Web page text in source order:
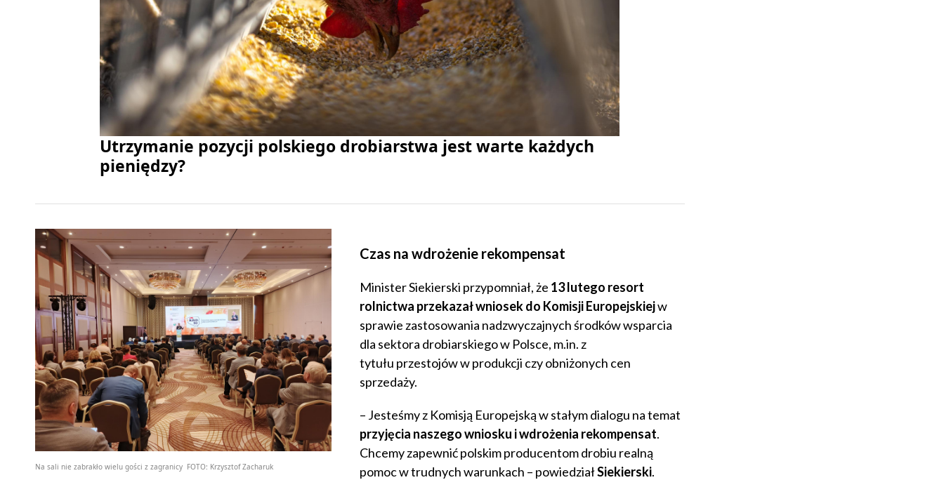
Utrzymanie pozycji polskiego drobiarstwa jest warte każdych
pieniędzy?
Na sali nie zabrakło wielu gości z zagranicy FOTO: Krzysztof Zacharuk
Czas na wdrożenie rekompensat
Minister Siekierski przypomniał, że 13 lutego resort
rolnictwa przekazał wniosek do Komisji Europejskiejw
sprawie zastosowania nadzwyczajnych środków wsparcia
dla sektora drobiarskiego w Polsce, m.in. z
tytułu przestojów w produkcji czy obniżonych cen
sprzedaży.
– Jesteśmy z Komisją Europejską w stałym dialogu na temat
przyjęcia naszego wniosku i wdrożenia rekompensat.
Chcemy zapewnić polskim producentom drobiu realną
pomoc w trudnych warunkach – powiedziałSiekierski.